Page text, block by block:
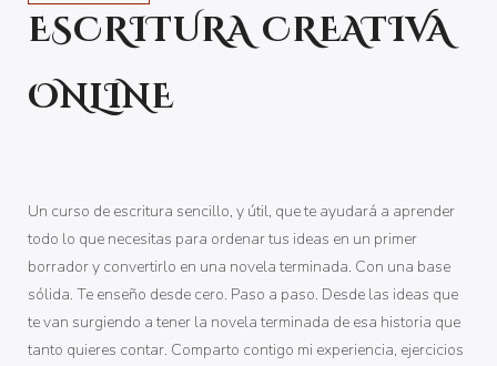
ESCRITURA CREATIVA
ONLINE
Un curso de escritura sencillo, y útil, que te ayudará a aprender
todo lo que necesitas para ordenar tus ideas en un primer
borrador y convertirlo en una novela terminada. Con una base
sólida. Te enseño desde cero. Paso a paso. Desde las ideas que
te van surgiendo a tener la novela terminada de esa historia que
tanto quieres contar. Comparto contigo mi experiencia, ejercicios